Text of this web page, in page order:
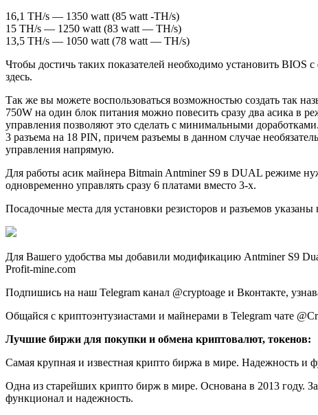
16,1 TH/s — 1350 watt (85 watt -TH/s)
15 TH/s — 1250 watt (83 watt — TH/s)
13,5 TH/s — 1050 watt (78 watt — TH/s)
Чтобы достичь таких показателей необходимо установить
здесь.
Так же вы можете воспользоваться возможностью создать так
750W на один блок питания можно повесить сразу два асика в
управления позволяют это сделать с минимальными
3 разъема на 18 PIN, причем разъемы в данном случае
управления напрямую.
Для работы асик майнера Bitmain Antminer S9 в DUAL режиме
одновременно управлять сразу 6 платами вместо 3-х.
Посадочные места для установки резисторов и разъемов
Для Вашего удобства мы добавили модификацию Antminer S9
Profit-mine.com
Подпишись на наш Telegram канал @cryptoage и Вконтакте,
Общайся с криптоэнтузиастами и майнерами в Telegram чате
Лучшие биржи для покупки и обмена криптовалют, токенов:
Самая крупная и известная крипто биржа в мире. Надежность и
Одна из старейших крипто бирж в мире. Основана в 2013 году.
функционал и надежность.